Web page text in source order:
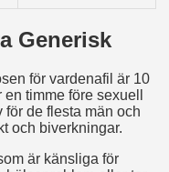
Generisk
för vardenafil är 10
timme före sexuell
för de flesta män och
och biverkningar.
är känsliga för